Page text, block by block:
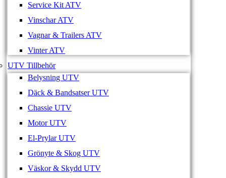
Service Kit ATV
Vinschar ATV
Vagnar & Trailers ATV
Vinter ATV
UTV Tillbehör
Belysning UTV
Däck & Bandsatser UTV
Chassie UTV
Motor UTV
El-Prylar UTV
Grönyte & Skog UTV
Väskor & Skydd UTV